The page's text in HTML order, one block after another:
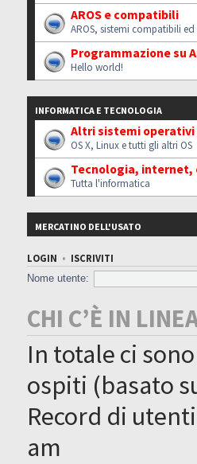
AROS e compatibili
AROS, sistemi compatibili
Programmazione su
Hello world!
INFORMATICA E TECNOLOGIA
Altri sistemi operativi
OS X, Linux e tutti gli altri OS
Tecnologia, internet,
Tutta l'informatica
MERCATINO DELL'USATO
LOGIN • ISCRIVITI
Nome utente:
CHI C’È IN
In totale ci sono
ospiti (basato
Record di
am